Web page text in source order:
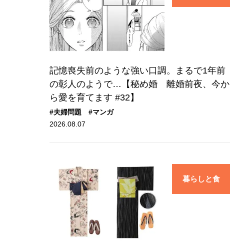
記憶喪失前のような強い口調。まるで1年前
の彰人のようで…【秘め婚 離婚前夜、今か
ら愛を育てます #32】
#夫婦問題
#マンガ
2026.08.07
暮らしと食